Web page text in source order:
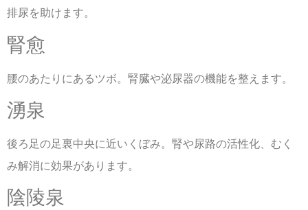
排尿を助けます。
腎愈
腰のあたりにあるツボ。腎臓や泌尿器の機能を整えます。
湧泉
後ろ足の足裏中央に近いくぼみ。腎や尿路の活性化、むく
み解消に効果があります。
陰陵泉